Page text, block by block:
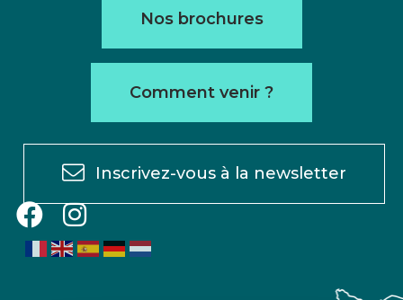
Nos brochures
Comment venir ?
Inscrivez-vous à la newsletter